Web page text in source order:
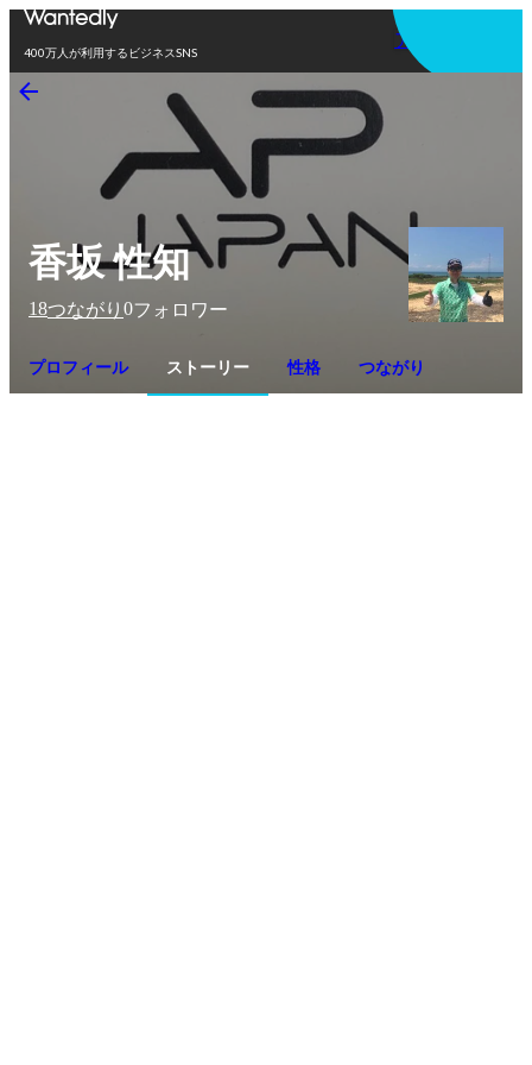
400万人が利用するビジネスSNS
アプリを使う
香坂 性知
18つながり 0フォロワー
プロフィール ストーリー 性格 つながり